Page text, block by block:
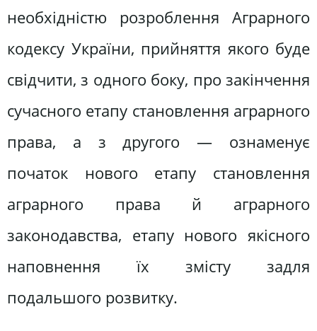
необхідністю розроблення Аграрного
кодексу України, прийняття якого буде
свідчити, з одного боку, про закінчення
сучасного етапу становлення аграрного
права, а з другого — ознаменує
початок нового етапу становлення
аграрного права й аграрного
законодавства, етапу нового якісного
наповнення їх змісту задля
подальшого розвитку.